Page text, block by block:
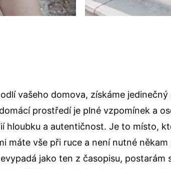
vašeho domova, získáme jedinečný
prostředí je plné vzpomínek a
hloubku a autentičnost. Je to místo,
máte vše při ruce a není nutné
jako ten z časopisu, postarám